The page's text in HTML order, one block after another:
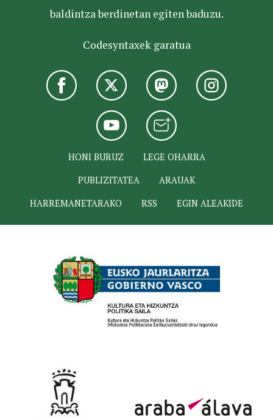
baldintza berdinetan egiten baduzu.
Codesyntaxek garatua
HONI BURUZ
LEGE OHARRA
PUBLIZITATEA
ARAUAK
HARREMANETARAKO
RSS EGIN ALEAKIDE